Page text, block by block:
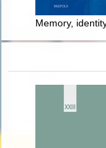
Memory,